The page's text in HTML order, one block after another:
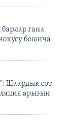
гана
боюнча
Шаардык сот
арызын